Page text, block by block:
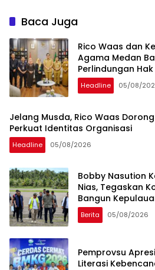
Baca Juga
Rico Waas dan
Agama Medan
Perlindungan
Pasca Perceraian
Headline 05/08/
Jelang Musda, Rico Waas
Perkuat Identitas Organisasi
Headline 05/08/2026
Bobby Nasution
Nias, Tegaskan
Bangun
Berita 05/08/2026
Pemprovsu
Literasi